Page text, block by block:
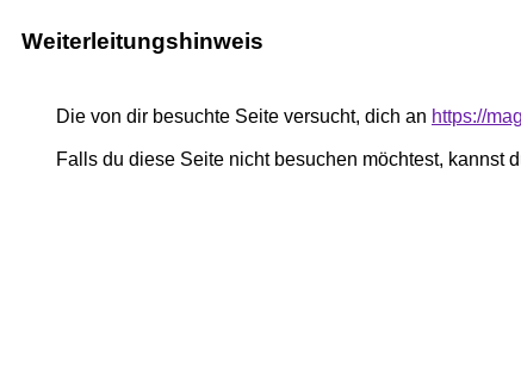
Weiterleitungshinweis
Die von dir besuchte Seite versucht, dich an https://
Falls du diese Seite nicht besuchen möchtest, kannst